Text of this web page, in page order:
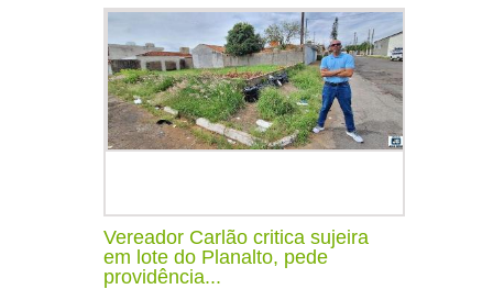
Vereador Carlão critica sujeira
em lote do Planalto, pede
providência...